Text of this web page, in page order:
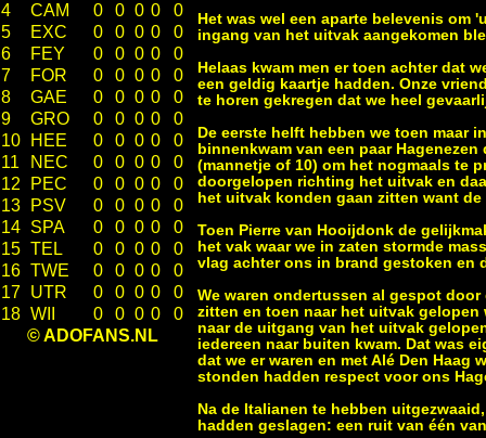
4
CAM 0 0 0 0
0
5
EXC 0 0 0 0
0
6
FEY 0 0 0 0
0
7
FOR 0 0 0 0
0
8
GAE 0 0 0 0
0
9
GRO 0 0 0 0
0
10
HEE 0 0 0 0
0
11
NEC 0 0 0 0
0
12
PEC 0 0 0 0
0
13
PSV 0 0 0 0
0
14 SPA 0 0 0 0
0
15 TEL 0 0 0 0
0
16 TWE 0 0 0 0
0
17 UTR 0 0 0 0
0
18 WII 0 0 0 0
0
© ADOFANS.NL
Het was wel een aparte belevenis
ingang van het uitvak aangekomen
Helaas kwam men er toen achter dat
een geldig kaartje hadden. Onze
te horen gekregen dat we heel
De eerste helft hebben we toen maar
binnenkwam van een paar
(mannetje of 10) om het nogmaals te
doorgelopen richting het uitvak en
het uitvak konden gaan zitten want
Toen Pierre van Hooijdonk de
het vak waar we in zaten stormde
vlag achter ons in brand gestoken en
We waren ondertussen al gespot
zitten en toen naar het uitvak gelopen
naar de uitgang van het uitvak
iedereen naar buiten kwam. Dat was
dat we er waren en met Alé Den
stonden hadden respect voor ons
Na de Italianen te hebben
hadden geslagen: een ruit van één